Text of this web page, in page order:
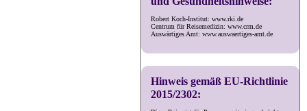
Robert Koch-Institut: www.rki.de
Centrum für Reisemedizin: www.crm.de
Auswärtiges Amt: www.auswaertiges-amt.de
Hinweis gemäß EU-Richtlinie
2015/2302: